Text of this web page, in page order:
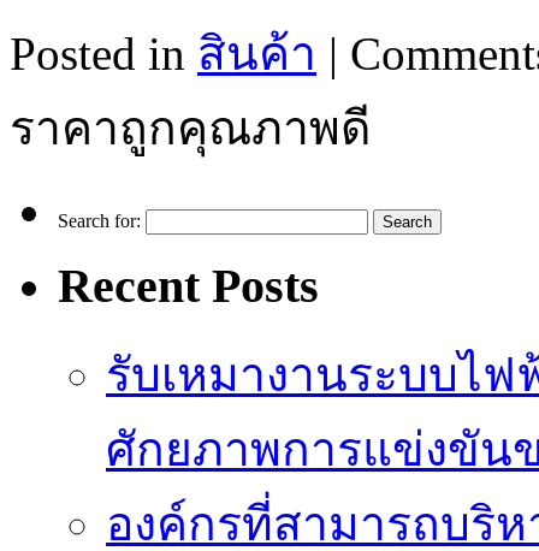
Posted in สินค้า |
ราคาถูกคุณภาพดี
Search for:
Recent Posts
รับเหมางานระบบไ
ศักยภาพการแข่งขัน
องค์กรที่สามารถบริ